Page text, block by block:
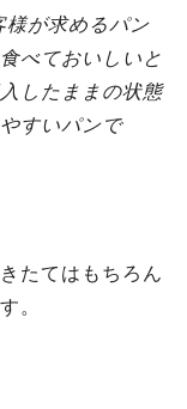
様が求めるパン
べておいしいと
したままの状態
すいパンで
たてはもちろん
。